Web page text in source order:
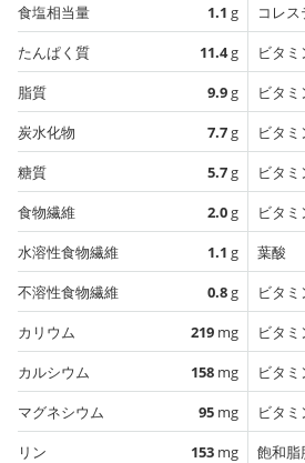
食塩相当量
1.1 g
たんぱく質
11.4g
脂質
9.9g
炭水化物
7.7g
糖質
5.7g
食物繊維
2.0g
水溶性食物繊維
1.1 g
不溶性食物繊維
0.8g
カリウム
219 mg
カルシウム
158 mg
マグネシウム
95 mg
リン
153 mg
コレ
ビタミ
ビタミ
ビタミ
ビタミ
ビタミ
葉酸
ビタミ
ビタミ
ビタミ
ビタミ
飽和脂